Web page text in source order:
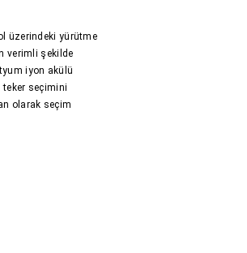
üzerindeki yürütme
verimli şekilde
iyon akülü
seçimini
olarak seçim